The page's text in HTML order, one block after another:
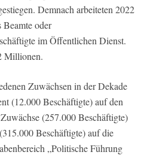
Demnach arbeiteten 2022
oder
im Öffentlichen Dienst.
Millionen.
Zuwächsen in der Dekade
(12.000 Beschäftigte) auf den
(257.000 Beschäftigte)
Beschäftigte) auf die
„Politische Führung